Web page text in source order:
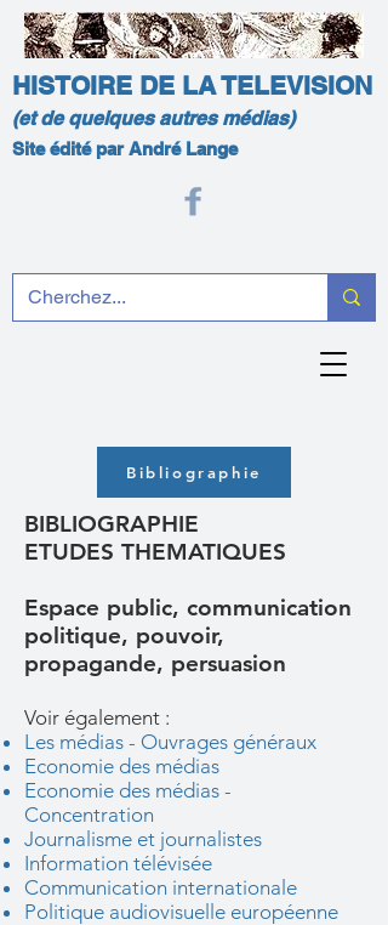
HISTOIRE DE LA TELEVISION
(et de quelques autres médias)
Site édité par André Lange
Bibliographie
BIBLIOGRAPHIE
ETUDES THEMATIQUES
Espace public, communication
politique, pouvoir,
propagande, persuasion
Voir également :
Les médias - Ouvrages généraux
Economie des médias
Economie des médias -
Concentration
Journalisme et journalistes
Information télévisée
Communication internationale
Politique audiovisuelle européenne